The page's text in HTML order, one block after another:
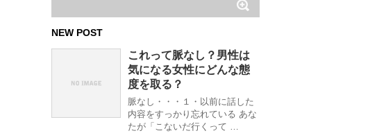
NEW POST
これって脈なし？男性は
気になる女性にどんな態
度を取る？
脈なし・・・１・以前に話した
内容をすっかり忘れている あな
たが「こないだ行くって …